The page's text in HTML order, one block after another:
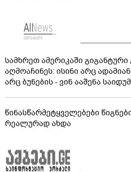
სამხრეთ ამერიკაში გიგანტური
აღმოაჩინეს: ისინი არც
არც ბუნების - ვინ ააშენა
წინასწარმეტყველებები
რეალურად ახდა